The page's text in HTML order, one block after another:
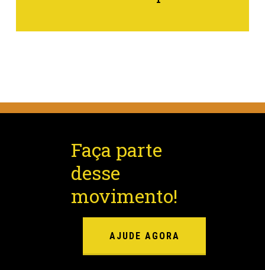
Faça parte
desse
movimento!
AJUDE AGORA